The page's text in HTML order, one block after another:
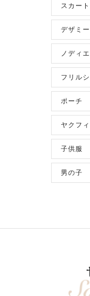
スカート
デザミ
ノディ
フリル
ポーチ
ヤクフ
子供服
男の子